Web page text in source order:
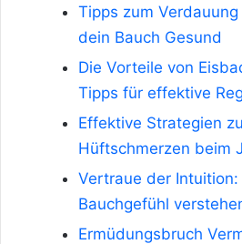
Tipps zum
dein Bauch Gesund
Die Vorteile von
Tipps für effektive
Effektive Strategien
Hüftschmerzen beim
Vertraue der Intuition:
Bauchgefühl
Ermüdungsbruch